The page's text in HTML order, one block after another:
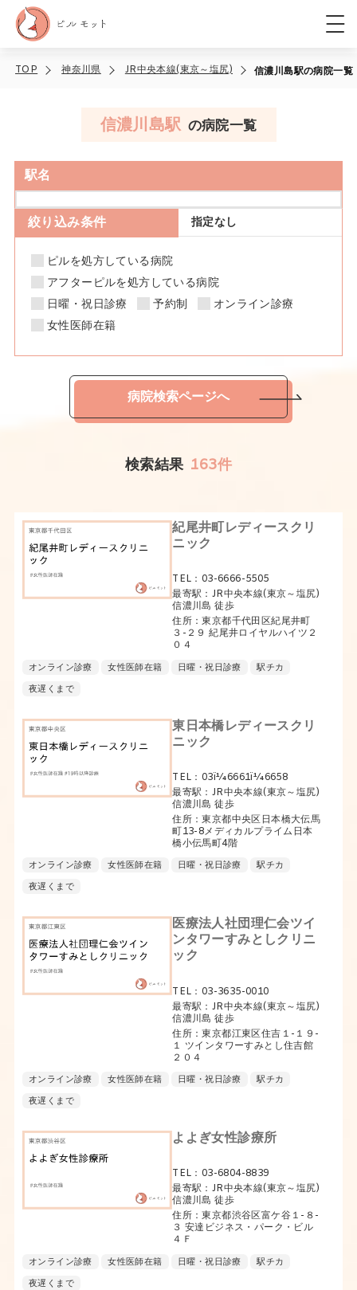
TOP 神奈川県 JR中央本線(東京～塩尻) 信濃川島駅の病院一覧
信濃川島駅 の病院一覧
紀尾井町レディースクリ
ニック
TEL：03-6666-5505
最寄駅：JR中央本線(東京～塩尻)
信濃川島 徒歩
住所：東京都千代田区紀尾井町
３-２９ 紀尾井ロイヤルハイツ２
０４
オンライン診療 女性医師在籍 日曜・祝日診療
駅チカ
夜遅くまで
東日本橋レディースクリ
ニック
TEL：03ï¼6661ï¼6658
最寄駅：JR中央本線(東京～塩尻)
信濃川島 徒歩
住所：東京都中央区日本橋大伝馬
町13-8メディカルプライム日本
橋小伝馬町4階
オンライン診療 女性医師在籍 日曜・祝日診療
駅チカ
夜遅くまで
医療法人社団理仁会ツイ
ンタワーすみとしクリニ
ック
TEL：03-3635-0010
最寄駅：JR中央本線(東京～塩尻)
信濃川島 徒歩
住所：東京都江東区住吉１-１９-
１ ツインタワーすみとし住吉館
２０４
オンライン診療 女性医師在籍 日曜・祝日診療
駅チカ
夜遅くまで
よよぎ女性診療所
TEL：03-6804-8839
最寄駅：JR中央本線(東京～塩尻)
信濃川島 徒歩
住所：東京都渋谷区富ケ谷１-８-
３ 安達ビジネス・パーク・ビル
４Ｆ
オンライン診療 女性医師在籍 日曜・祝日診療
駅チカ
夜遅くまで
駅名
絞り込み条件 指定なし
ピルを処方している病院
アフターピルを処方している病院
日曜・祝日診療
予約制
オンライン診療
女性医師在籍
病院検索ページへ
検索結果 163件